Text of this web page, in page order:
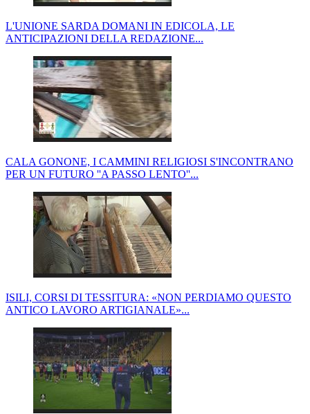
L'UNIONE SARDA DOMANI IN EDICOLA, LE
ANTICIPAZIONI DELLA REDAZIONE...
CALA GONONE, I CAMMINI RELIGIOSI S'INCONTRANO
PER UN FUTURO ''A PASSO LENTO''...
ISILI, CORSI DI TESSITURA: «NON PERDIAMO QUESTO
ANTICO LAVORO ARTIGIANALE»...